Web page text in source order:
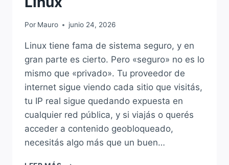
Por Mauro junio 24, 2026
Linux tiene fama de sistema seguro, y en
gran parte es cierto. Pero «seguro» no es lo
mismo que «privado». Tu proveedor de
internet sigue viendo cada sitio que visitás,
tu IP real sigue quedando expuesta en
cualquier red pública, y si viajás o querés
acceder a contenido geobloqueado,
necesitás algo más que un buen…
LAS